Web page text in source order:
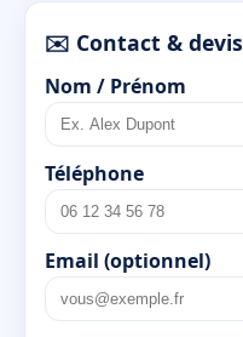
✉️ Contact & devis
Nom / Prénom
Téléphone
Email (optionnel)